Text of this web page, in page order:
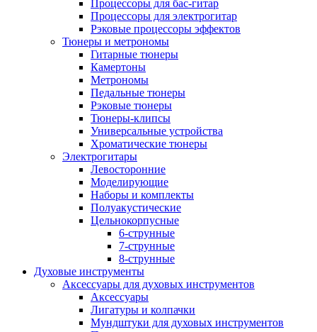
Процессоры для бас-гитар
Процессоры для электрогитар
Рэковые процессоры эффектов
Тюнеры и метрономы
Гитарные тюнеры
Камертоны
Метрономы
Педальные тюнеры
Рэковые тюнеры
Тюнеры-клипсы
Универсальные устройства
Хроматические тюнеры
Электрогитары
Левосторонние
Моделирующие
Наборы и комплекты
Полуакустические
Цельнокорпусные
6-струнные
7-струнные
8-струнные
Духовые инструменты
Аксессуары для духовых инструментов
Аксессуары
Лигатуры и колпачки
Мундштуки для духовых инструментов